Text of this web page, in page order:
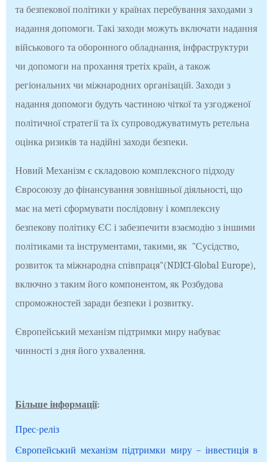
та безпекової політики у країнах перебування заходами з
надання допомоги. Такі заходи можуть включати надання
військового та оборонного обладнання, інфраструктури
чи допомоги на прохання третіх країн, а також
регіональних чи міжнародних організацій. Заходи з
надання допомоги будуть частиною чіткої та узгодженої
політичної стратегії та їх супроводжуватимуть ретельна
оцінка ризиків та надійні заходи безпеки.
Новий Механізм є складовою комплексного підходу
Євросоюзу до фінансування зовнішньої діяльності, що
має на меті сформувати послідовну і комплексну
безпекову політику ЄС і забезпечити взаємодію з іншими
політиками та інструментами, такими, як "Сусідство,
розвиток та міжнародна співпраця"(NDICI-Global Europe),
включно з таким його компонентом, як Розбудова
спроможностей заради безпеки і розвитку.
Європейський механізм підтримки миру набуває
чинності з дня його ухвалення.
Більше інформації:
Прес-реліз
Європейський механізм підтримки миру – інвестиція в